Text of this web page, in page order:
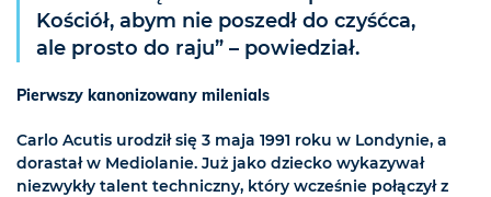
Kościół, abym nie poszedł do czyśćca,
ale prosto do raju” – powiedział.
Pierwszy kanonizowany milenials
Carlo Acutis urodził się 3 maja 1991 roku w Londynie, a
dorastał w Mediolanie. Już jako dziecko wykazywał
niezwykły talent techniczny, który wcześnie połączył z